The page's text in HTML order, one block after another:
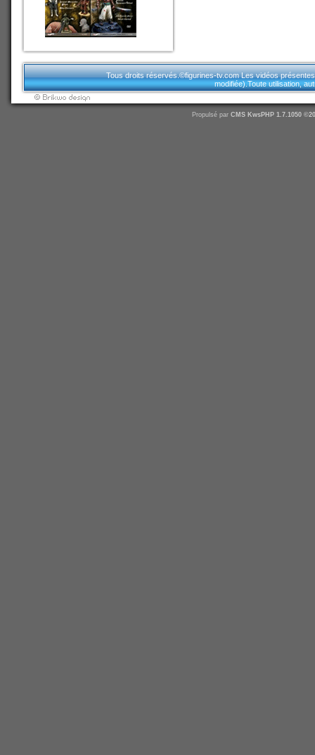
Tous droits réservés.©figurines-tv.com Les vidéos
modifiée).Toute utilisation,
Propulsé par CMS KwsPHP 1.7.1050